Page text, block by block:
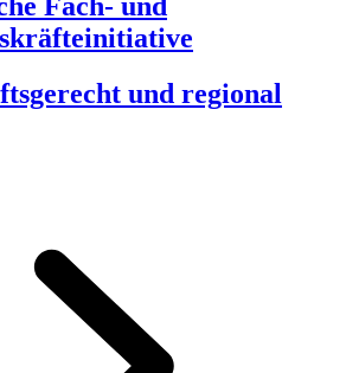
und regional